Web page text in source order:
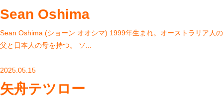
Sean Oshima
Sean Oshima (ショーン オオシマ) 1999年生まれ。オーストラリア人の
父と日本人の母を持つ。 ソ...
2025.05.15
矢舟テツロー